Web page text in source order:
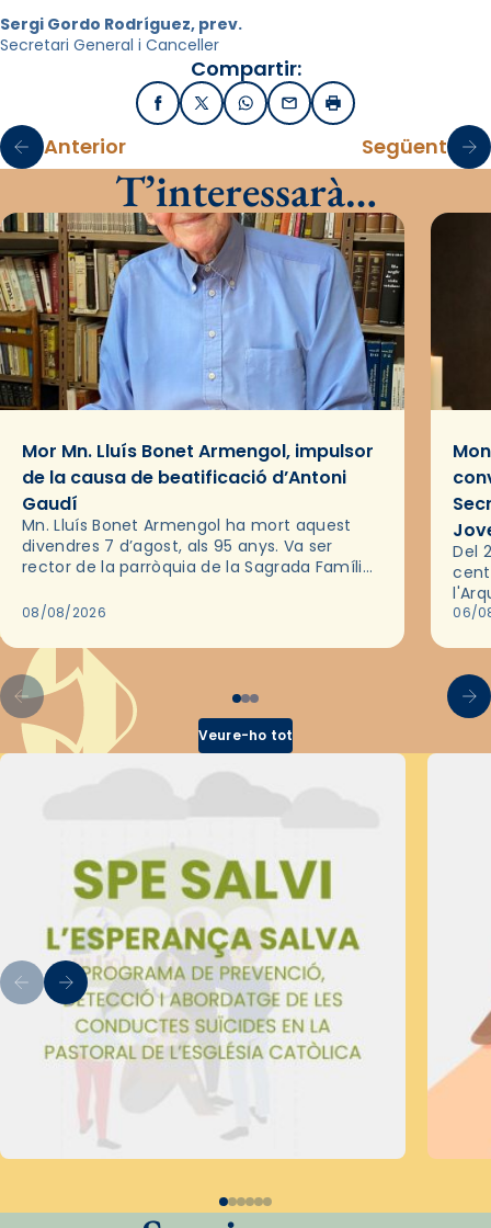
Sergi Gordo Rodríguez, prev.
Secretari General i Canceller
Compartir:
FacebookX / TwitterWhatsApp
EmailImprimir
Anterior Següent
T’interessarà…
Mor Mn. Lluís Bonet Armengol, impulsor
de la causa de beatificació d’Antoni
Gaudí
Mn. Lluís Bonet Armengol ha mort aquest
divendres 7 d’agost, als 95 anys. Va ser
rector de la parròquia de la Sagrada Família
2018,…
08/08/2026
Del
les
06/
Veure-ho tot